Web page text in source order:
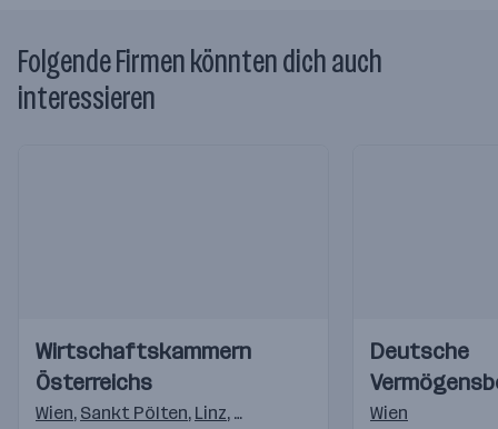
Folgende Firmen könnten dich auch
interessieren
Videos
Einblicke
Einblicke
Wirtschaftskammern
Österreichs
Wien, Sankt Pölten, Linz, Salzburg Innsbruck,Feldkirch
Videos
Einblicke
Einblicke
Deutsche
AG
Wien